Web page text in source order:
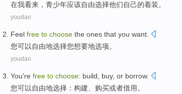
在我看来，青少年应该自由选择他们自己的着装。
youdao
Feel free to choose the ones that you want
您可以自由地选择您想要地选项。
youdao
You're free to choose: build buy, or borrow.
您可以 自由地选择 ： 构建 购买或者借用 。